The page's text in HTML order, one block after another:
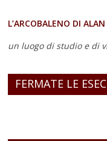
L’ARCOBALENO DI ALAN
un luogo di studio e di
FERMATE LE